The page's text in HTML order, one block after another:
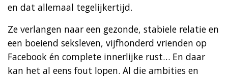
en dat allemaal tegelijkertijd.
Ze verlangen naar een gezonde, stabiele relatie en
een boeiend seksleven, vijfhonderd vrienden op
Facebook én complete innerlijke rust… En daar
kan het al eens fout lopen. Al die ambities en